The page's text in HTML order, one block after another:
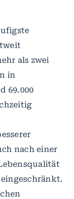
als zwei
in
69.000
nach einer